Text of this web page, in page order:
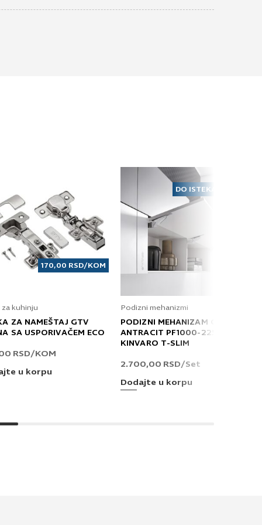
170,00 RSD/KOM
za kuhinju
ZA NAMEŠTAJ GTV
SA USPORIVAČEM ECO
RSD/KOM
u korpu
DO ISTEKA ZALIHA
Podizni mehanizmi
PODIZNI MEHANIZAM GRASS
ANTRACIT PF1000-2250 T
KINVARO T-SLIM
2.700,00 RSD/Set
Dodajte u korpu